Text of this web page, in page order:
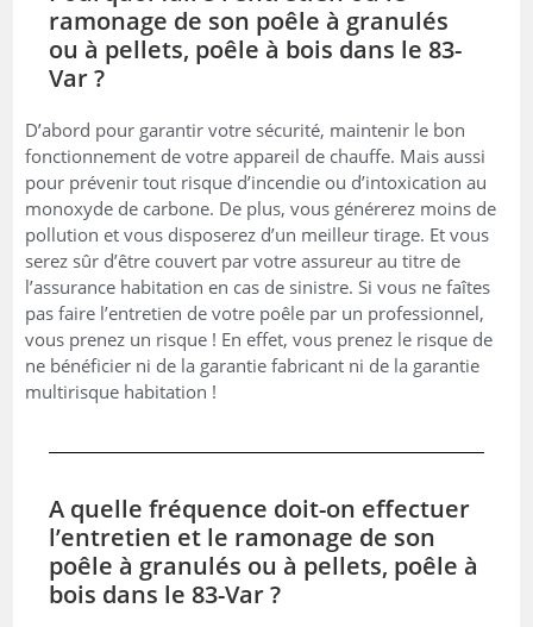
ramonage de son poêle à granulés
ou à pellets, poêle à bois dans le 83-
Var ?
D’abord pour garantir votre sécurité, maintenir le bon
fonctionnement de votre appareil de chauffe. Mais aussi
pour prévenir tout risque d’incendie ou d’intoxication au
monoxyde de carbone. De plus, vous générerez moins de
pollution et vous disposerez d’un meilleur tirage. Et vous
serez sûr d’être couvert par votre assureur au titre de
l’assurance habitation en cas de sinistre. Si vous ne faîtes
pas faire l’entretien de votre poêle par un professionnel,
vous prenez un risque ! En effet, vous prenez le risque de
ne bénéficier ni de la garantie fabricant ni de la garantie
multirisque habitation !
A quelle fréquence doit-on effectuer
l’entretien et le ramonage de son
poêle à granulés ou à pellets, poêle à
bois dans le 83-Var ?